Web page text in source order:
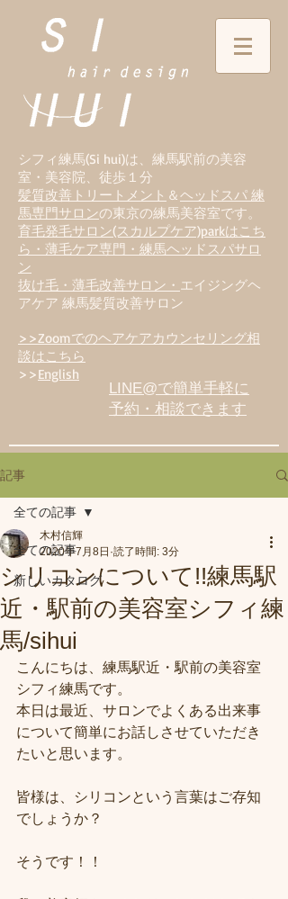
シフィ練馬(Si hui)は、 練馬駅前の美容
室・美容院、徒歩１分
髪質改善トリートメント ＆ヘッドスパ 練
馬専門サロンの東京の練馬美容室です。
育毛発毛サロン(スカルプケア)parkはこち
ら・薄毛ケア専門・練馬ヘッドスパサロ
ン
抜け毛・薄毛改善サロン・ エイジングヘ
アケア 練馬髪質改善サロン
>>Zoomでのヘアケアカウンセリング相
談はこちら
>>English
LINE@で簡単手軽に
予約・相談できます
記事
全ての記事
新しいカタログ
全ての記事
シリコンについて!!練馬駅
近・駅前の美容室シフィ練
馬/sihui
木村信輝
2020年7月8日 読了時間: 3分
こんにちは、練馬駅近・駅前の美容室
シフィ練馬です。
本日は最近、サロンでよくある出来事
について簡単にお話しさせていただき
たいと思います。
皆様は、シリコンという言葉はご存知
でしょうか？
そうです！！